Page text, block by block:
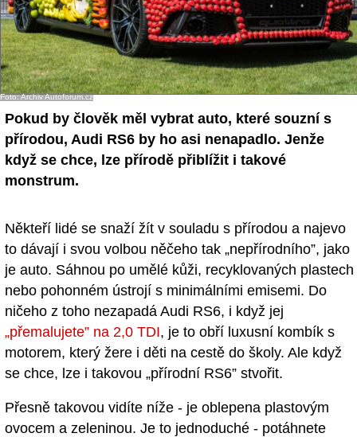
- Tuning
- Technika
- Zajímavosti
- Ostatní
Diskuzní fórum
Sledujte nás!
Foto: Archiv Autoforum.cz
Pokud by člověk měl vybrat auto, které souzní s
přírodou, Audi RS6 by ho asi nenapadlo. Jenže
když se chce, lze přírodě přiblížit i takové
monstrum.
Někteří lidé se snaží žít v souladu s přírodou a najevo
to dávají i svou volbou něčeho tak „nepřírodního”, jako
je auto. Sáhnou po umělé kůži, recyklovaných plastech
nebo pohonném ústrojí s minimálními emisemi. Do
ničeho z toho nezapadá Audi RS6, i když jej
„přemalujete” na 2,0 TDI, je to obří luxusní kombík s
motorem, který žere i děti na cestě do školy. Ale když
se chce, lze i takovou „přírodní RS6” stvořit.
Přesně takovou vidíte níže - je oblepena plastovým
ovocem a zeleninou. Je to jednoduché - potáhnete